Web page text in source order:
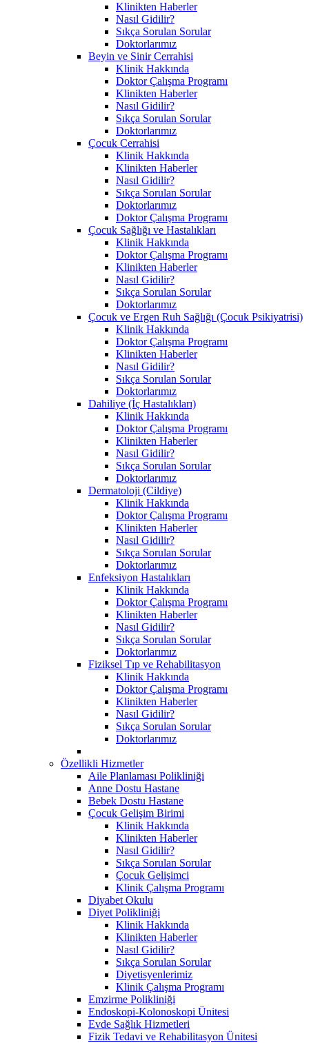
Klinikten Haberler
Nasıl Gidilir?
Sıkça Sorulan Sorular
Doktorlarımız
Beyin ve Sinir Cerrahisi
Klinik Hakkında
Doktor Çalışma Programı
Klinikten Haberler
Nasıl Gidilir?
Sıkça Sorulan Sorular
Doktorlarımız
Çocuk Cerrahisi
Klinik Hakkında
Klinikten Haberler
Nasıl Gidilir?
Sıkça Sorulan Sorular
Doktorlarımız
Doktor Çalışma Programı
Çocuk Sağlığı ve Hastalıkları
Klinik Hakkında
Doktor Çalışma Programı
Klinikten Haberler
Nasıl Gidilir?
Sıkça Sorulan Sorular
Doktorlarımız
Çocuk ve Ergen Ruh Sağlığı (Çocuk Psikiyatrisi)
Klinik Hakkında
Doktor Çalışma Programı
Klinikten Haberler
Nasıl Gidilir?
Sıkça Sorulan Sorular
Doktorlarımız
Dahiliye (İç Hastalıkları)
Klinik Hakkında
Doktor Çalışma Programı
Klinikten Haberler
Nasıl Gidilir?
Sıkça Sorulan Sorular
Doktorlarımız
Dermatoloji (Cildiye)
Klinik Hakkında
Doktor Çalışma Programı
Klinikten Haberler
Nasıl Gidilir?
Sıkça Sorulan Sorular
Doktorlarımız
Enfeksiyon Hastalıkları
Klinik Hakkında
Doktor Çalışma Programı
Klinikten Haberler
Nasıl Gidilir?
Sıkça Sorulan Sorular
Doktorlarımız
Fiziksel Tıp ve Rehabilitasyon
Klinik Hakkında
Doktor Çalışma Programı
Klinikten Haberler
Nasıl Gidilir?
Sıkça Sorulan Sorular
Doktorlarımız
Özellikli Hizmetler
Aile Planlaması Polikliniği
Anne Dostu Hastane
Bebek Dostu Hastane
Çocuk Gelişim Birimi
Klinik Hakkında
Klinikten Haberler
Nasıl Gidilir?
Sıkça Sorulan Sorular
Çocuk Gelişimci
Klinik Çalışma Programı
Diyabet Okulu
Diyet Polikliniği
Klinik Hakkında
Klinikten Haberler
Nasıl Gidilir?
Sıkça Sorulan Sorular
Diyetisyenlerimiz
Klinik Çalışma Programı
Emzirme Polikliniği
Endoskopi-Kolonoskopi Ünitesi
Evde Sağlık Hizmetleri
Fizik Tedavi ve Rehabilitasyon Ünitesi